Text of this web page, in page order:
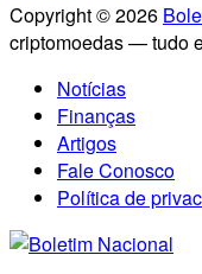
Copyright © 2026
criptomoedas — tudo
Notícias
Finanças
Artigos
Fale Conosco
Política de